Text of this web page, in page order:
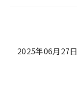
2025年06月27日